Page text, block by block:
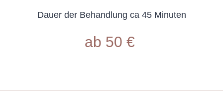
Dauer der Behandlung ca 45 Minuten
ab 50 €